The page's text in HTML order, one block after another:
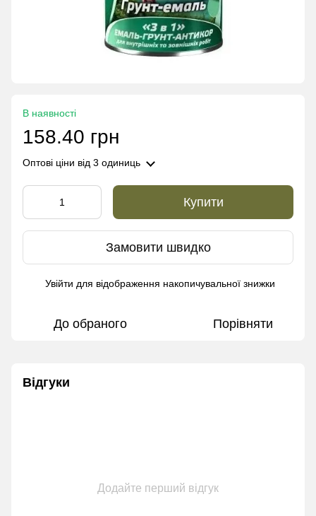
В наявності
158.40 грн
Оптові ціни від 3 одиниць
Купити
Замовити швидко
Увійти для відображення накопичувальної знижки
До обраного Порівняти
Відгуки
Додайте перший відгук